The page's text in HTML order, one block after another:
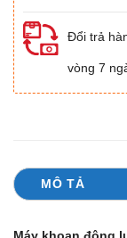
Đổi trả
vòng 7
MÔ TẢ
Máy khoan động